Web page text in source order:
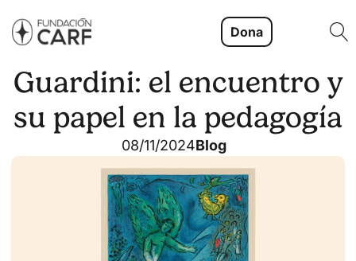
Dona
Guardini: el encuentro y
su papel en la pedagogía
08/11/2024Blog